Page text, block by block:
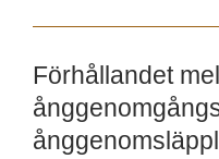
Förhållandet